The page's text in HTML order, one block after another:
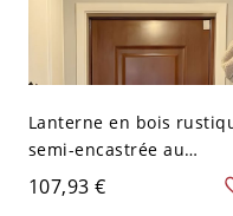
Lanterne en bois
semi-encastrée au
plafond de couleur
naturelle avec abat-jour
107,93 €